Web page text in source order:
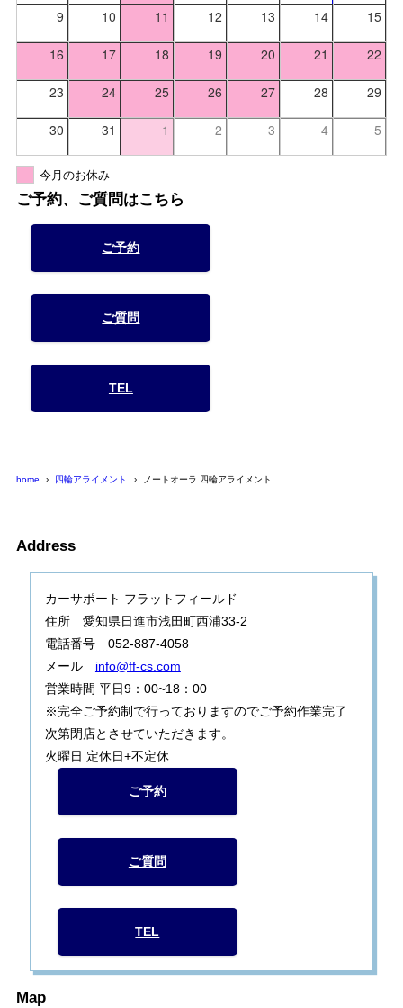
9 10 11 12 13 14 15
16 17 18 19 20 21 22
23 24 25 26 27 28 29
30 31 1 2 3 4 5
今月のお休み
ご予約、ご質問はこちら
ご予約
ご質問
TEL
home 四輪アライメント ノートオーラ 四輪アライメント
Address
カーサポート フラットフィールド
住所 愛知県日進市浅田町西浦33-2
電話番号 052-887-4058
メール info@ff-cs.com
営業時間 平日9：00~18：00
※完全ご予約制で行っておりますのでご予約作業完了
次第閉店とさせていただきます。
火曜日 定休日+不定休
ご予約
ご質問
TEL
Map